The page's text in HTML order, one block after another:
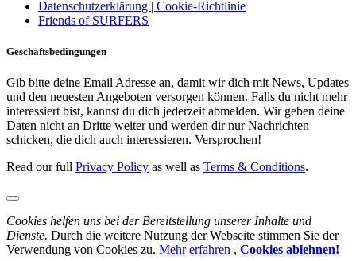
Datenschutzerklärung | Cookie-Richtlinie
Friends of SURFERS
Geschäftsbedingungen
Gib bitte deine Email Adresse an, damit wir dich mit News, Updates
und den neuesten Angeboten versorgen können. Falls du nicht mehr
interessiert bist, kannst du dich jederzeit abmelden. Wir geben deine
Daten nicht an Dritte weiter und werden dir nur Nachrichten
schicken, die dich auch interessieren. Versprochen!
Read our full Privacy Policy as well as Terms & Conditions.
Cookies helfen uns bei der Bereitstellung unserer Inhalte und
Dienste. Durch die weitere Nutzung der Webseite stimmen Sie der
Verwendung von Cookies zu. Mehr erfahren , Cookies ablehnen!